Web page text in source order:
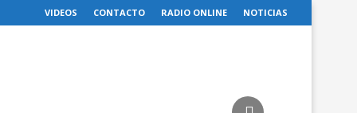
VIDEOS CONTACTO RADIO ONLINE NOTICIAS